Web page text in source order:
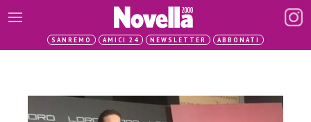
SANREMO AMICI 24 NEWSLETTER ABBONATI